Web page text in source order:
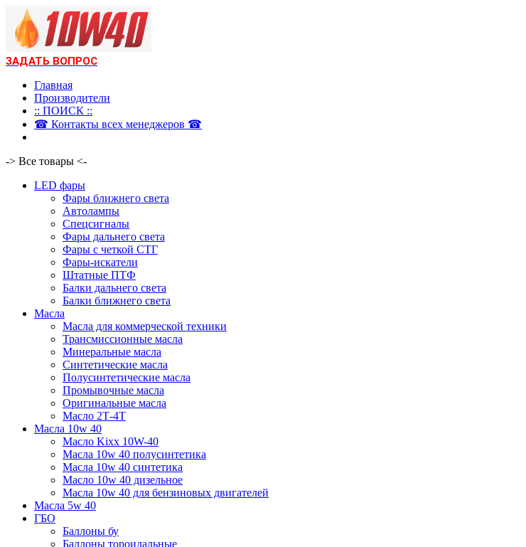
ЗАДАТЬ ВОПРОС
Главная
Производители
:: ПОИСК ::
☎ Контакты всех менеджеров ☎
-> Все товары <-
LED фары
Фары ближнего света
Автолампы
Спецсигналы
Фары дальнего света
Фары с четкой СТГ
Фары-искатели
Штатные ПТФ
Балки дальнего света
Балки ближнего света
Масла
Масла для коммерческой техники
Трансмиссионные масла
Минеральные масла
Синтетические масла
Полусинтетические масла
Промывочные масла
Оригинальные масла
Масло 2Т-4Т
Масла 10w 40
Mасло Kixx 10W-40
Масла 10w 40 полусинтетика
Масла 10w 40 синтетика
Масло 10w 40 дизельное
Масла 10w 40 для бензиновых двигателей
Масла 5w 40
ГБО
Баллоны бу
Баллоны тороидальные